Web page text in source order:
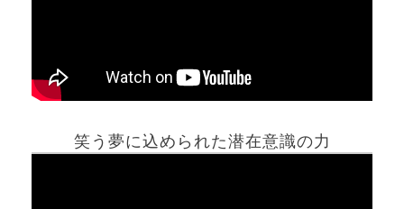
笑う夢に込められた潜在意識の力